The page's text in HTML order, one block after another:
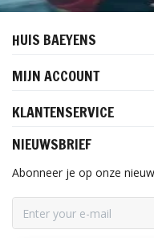
HUIS BAEYENS
MIJN ACCOUNT
KLANTENSERVICE
NIEUWSBRIEF
Abonneer je op onze